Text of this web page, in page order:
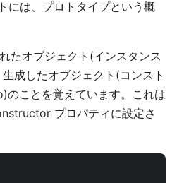
には、プロトタイプという概
たオブジェクト(インスタンス
成したオブジェクト(コンスト
のことを覚えています。これは
プロパティに設定さ